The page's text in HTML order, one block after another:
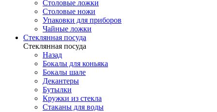
Столовые ложки
Столовые ножи
Упаковки для приборов
Чайные ложки
Стеклянная посуда
Стеклянная посуда
Назад
Бокалы для коньяка
Бокалы шале
Декантеры
Бутылки
Кружки из стекла
Стаканы для воды